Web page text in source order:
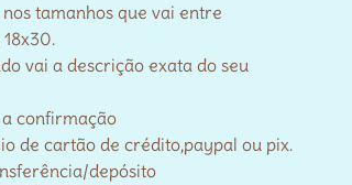
tamanhos que vai entre
18x30.
vai a descrição exata do seu
confirmação
de cartão de crédito,paypal ou pix.
depósito